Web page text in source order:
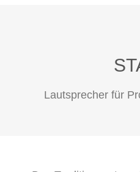
Lautsprecher für